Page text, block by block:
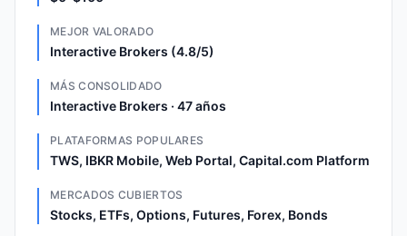
MEJOR VALORADO
Interactive Brokers (4.8/5)
MÁS CONSOLIDADO
Interactive Brokers · 47 años
PLATAFORMAS POPULARES
TWS, IBKR Mobile, Web Portal, Capital.com Platform
MERCADOS CUBIERTOS
Stocks, ETFs, Options, Futures, Forex, Bonds